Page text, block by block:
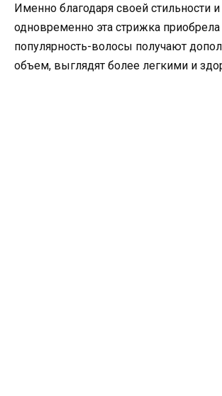
Именно благодаря своей стильности
одновременно эта стрижка
популярность-волосы получают
объем, выглядят более легкими и